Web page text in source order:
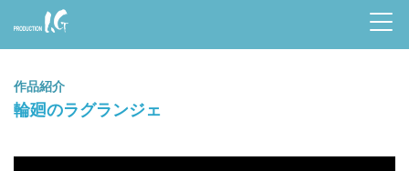
Prod
uctio
n I.G
作品紹介
輪廻のラグランジェ